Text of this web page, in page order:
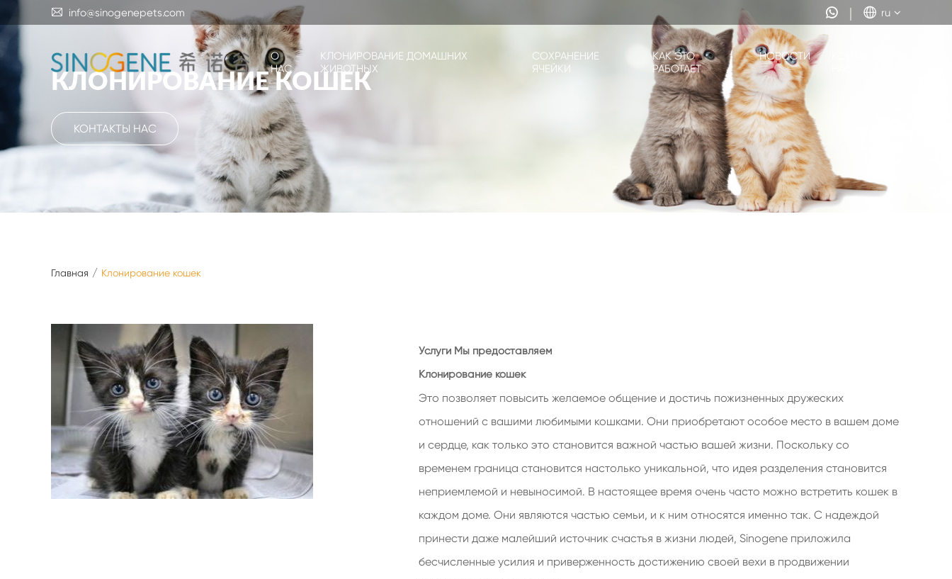
 info@sinogenepets.com   ru
О
НАС
КЛОНИРОВАНИЕ ДОМАШНИХ
ЖИВОТНЫХ
СОХРАНЕНИЕ
ЯЧЕЙКИ
КАК ЭТО
РАБОТАЕТ
НОВОСТИ
КЛОНИРОВАНИЕ КОШЕК
КОНТАКТЫ НАС
Главная Клонирование кошек
Услуги Мы предоставляем
Клонирование кошек
Это позволяет повысить желаемое общение и достичь пожизненных дружеских
отношений с вашими любимыми кошками. Они приобретают особое место в вашем доме
и сердце, как только это становится важной частью вашей жизни. Поскольку со
временем граница становится настолько уникальной, что идея разделения становится
неприемлемой и невыносимой. В настоящее время очень часто можно встретить кошек в
каждом доме. Они являются частью семьи, и к ним относятся именно так. С надеждой
принести даже малейший источник счастья в жизни людей, Sinogene приложила
бесчисленные усилия и приверженность достижению своей вехи в продвижении